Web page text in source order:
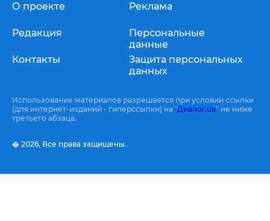
О проекте
Редакция
Контакты
Реклама
Персональные
данные
Защита персональных
данных
Использование материалов разрешается при условии ссылки
(для интернет-изданий - гиперссылки) на "Диалог.ua" не ниже
третьего абзаца.
� 2026, Все права защищены.